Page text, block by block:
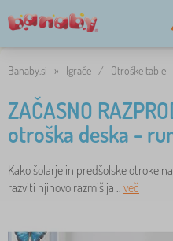
Banaby.si » Igrače / Otroške table
ZAČASNO
otroška deska -
Kako šolarje in predšolske otroke
razviti njihovo razmišlja .. več